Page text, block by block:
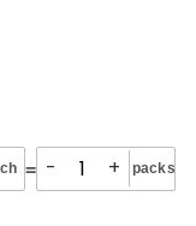
= - + packs